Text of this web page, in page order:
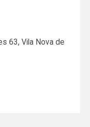
63, Vila Nova de